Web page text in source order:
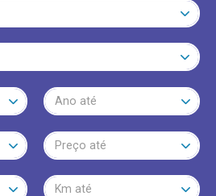
Ano até
Preço até
Km até